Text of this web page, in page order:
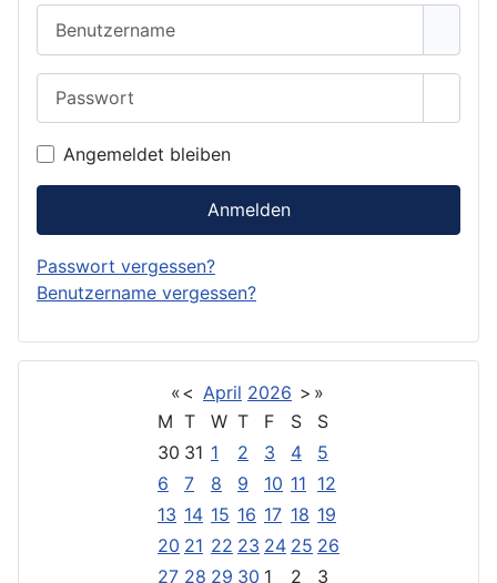
Angemeldet bleiben
Anmelden
Passwort vergessen?
Benutzername vergessen?
«< April 2026 > »
M T W T F S
S
30 31 1 2 3 4
5
6
7 8 9 10 11 12
13 14 15 16 17 18 19
20 21 22 23 24 25 26
27 28 29 30 1 2 3